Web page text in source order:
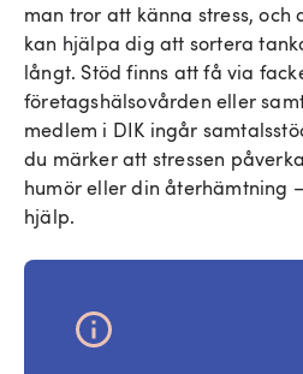
man tror att känna stress,
kan hjälpa dig att sortera
långt. Stöd finns att få via
företagshälsovården eller
medlem i DIK ingår
du märker att stressen
humör eller din återhämtning
hjälp.